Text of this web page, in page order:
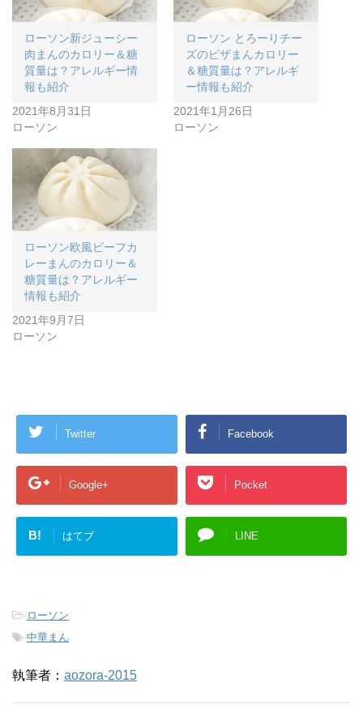
ローソン新ジューシー
肉まんのカロリー＆糖
質量は？アレルギー情
報も紹介
2021年8月31日
ローソン
ローソン とろーりチー
ズのピザまんカロリー
＆糖質量は？アレルギ
ー情報も紹介
2021年1月26日
ローソン
ローソン欧風ビーフカ
レーまんのカロリー＆
糖質量は？アレルギー
情報も紹介
2021年9月7日
ローソン
Twitter Facebook
Google+ Pocket
B! はてブ LINE
-ローソン
-中華まん
執筆者： aozora-2015